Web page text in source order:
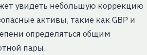
увидеть небольшую коррекцию
активы, такие как GBP и
определяться общим
пары.